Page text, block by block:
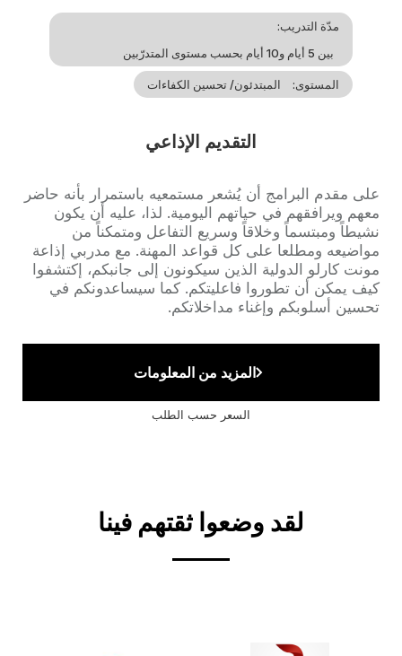
مدّة التدريب
بين 5 أيام و10 أيام بحسب مستوى المتدرّبين
المستوى المبتدئون/ تحسين الكفاءات
التقديم الإذاعي
Accroche
على مقدم البرامج أن يُشعر مستمعيه باستمرار بأنه حاضر
معهم ويرافقهم في حياتهم اليومية. لذا، عليه أن يكون
نشيطاً ومبتسماً وخلاقاً وسريع التفاعل ومتمكناً من
مواضيعه ومطلعا على كل قواعد المهنة. مع مدربي إذاعة
مونت كارلو الدولية الذين سيكونون إلى جانبكم، إكتشفوا
كيف يمكن أن تطوروا فاعليتكم. كما سيساعدونكم في
تحسين أسلوبكم وإغناء مداخلاتكم.
المزيد من المعلومات
السعر حسب الطلب
لقد وضعوا ثقتهم فينا